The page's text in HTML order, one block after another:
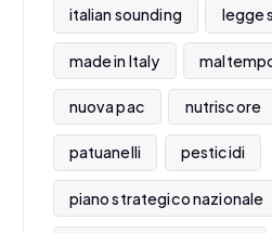
italian sounding legge
made in Italy
nuova pac nutriscore
patuanelli pesticidi
piano strategico nazionale